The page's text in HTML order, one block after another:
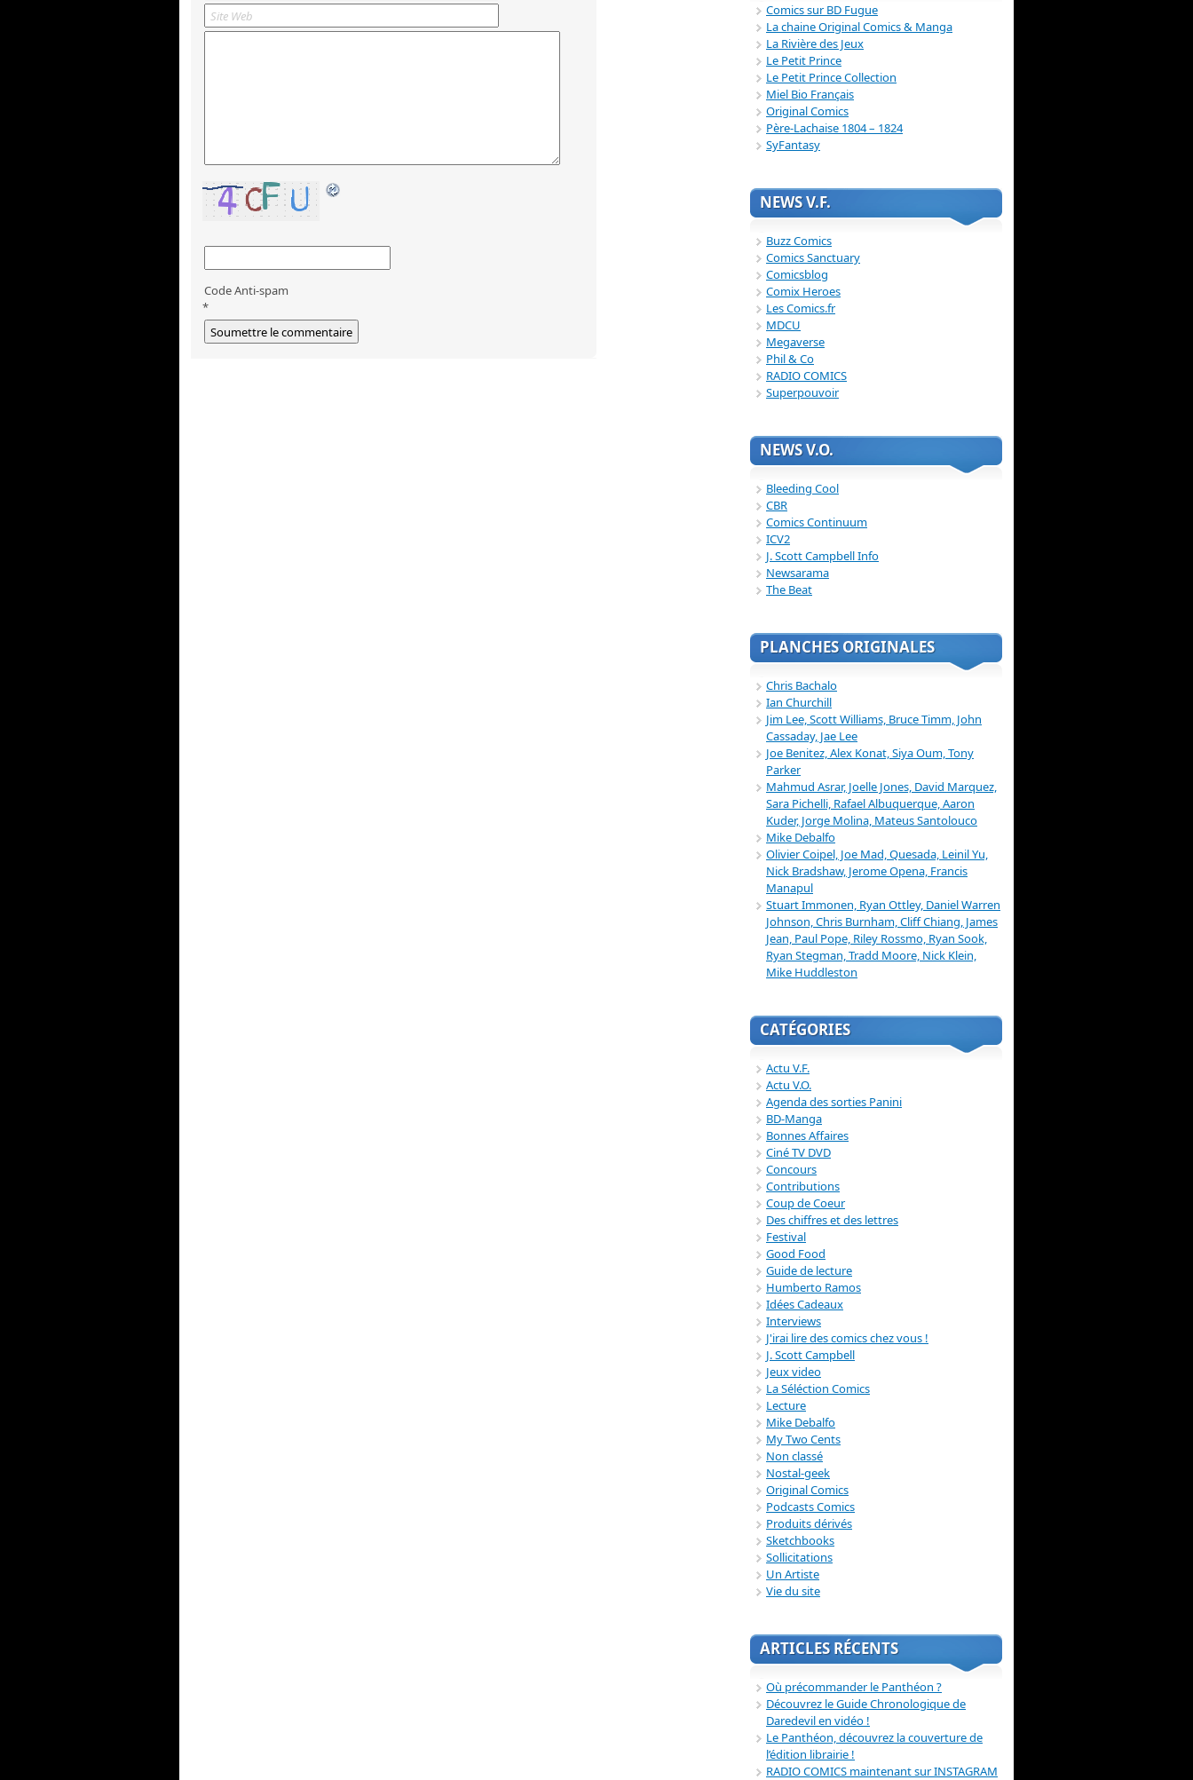
Code Anti-spam
*
Comics sur BD Fugue
La chaine Original Comics & Manga
La Rivière des Jeux
Le Petit Prince
Le Petit Prince Collection
Miel Bio Français
Original Comics
Père-Lachaise 1804 – 1824
SyFantasy
NEWS V.F.
Buzz Comics
Comics Sanctuary
Comicsblog
Comix Heroes
Les Comics.fr
MDCU
Megaverse
Phil & Co
RADIO COMICS
Superpouvoir
NEWS V.O.
Bleeding Cool
CBR
Comics Continuum
ICV2
J. Scott Campbell Info
Newsarama
The Beat
PLANCHES ORIGINALES
Chris Bachalo
Ian Churchill
Jim Lee, Scott Williams, Bruce Timm, John
Cassaday, Jae Lee
Joe Benitez, Alex Konat, Siya Oum, Tony
Parker
Mahmud Asrar, Joelle Jones, David Marquez,
Sara Pichelli, Rafael Albuquerque, Aaron
Kuder, Jorge Molina, Mateus Santolouco
Mike Debalfo
Olivier Coipel, Joe Mad, Quesada, Leinil Yu,
Nick Bradshaw, Jerome Opena, Francis
Manapul
Stuart Immonen, Ryan Ottley, Daniel Warren
Johnson, Chris Burnham, Cliff Chiang, James
Jean, Paul Pope, Riley Rossmo, Ryan Sook,
Ryan Stegman, Tradd Moore, Nick Klein,
Mike Huddleston
CATÉGORIES
Actu V.F.
Actu V.O.
Agenda des sorties Panini
BD-Manga
Bonnes Affaires
Ciné TV DVD
Concours
Contributions
Coup de Coeur
Des chiffres et des lettres
Festival
Good Food
Guide de lecture
Humberto Ramos
Idées Cadeaux
Interviews
J'irai lire des comics chez vous !
J. Scott Campbell
Jeux video
La Séléction Comics
Lecture
Mike Debalfo
My Two Cents
Non classé
Nostal-geek
Original Comics
Podcasts Comics
Produits dérivés
Sketchbooks
Sollicitations
Un Artiste
Vie du site
ARTICLES RÉCENTS
Où précommander le Panthéon ?
Découvrez le Guide Chronologique de
Daredevil en vidéo !
Le Panthéon, découvrez la couverture de
l’édition librairie !
RADIO COMICS maintenant sur INSTAGRAM